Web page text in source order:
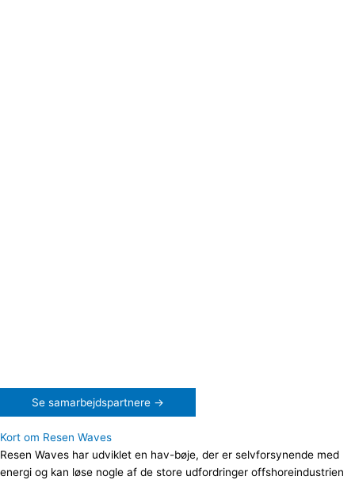
Se samarbejdspartnere →
Kort om Resen Waves
Resen Waves har udviklet en hav-bøje, der er selvforsynende med
energi og kan løse nogle af de store udfordringer offshoreindustrien